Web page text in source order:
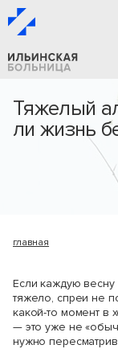
Тяжелый
ли жизнь
главная
Если каждую весну
тяжело, спреи не
какой-то момент в
— это уже не
нужно